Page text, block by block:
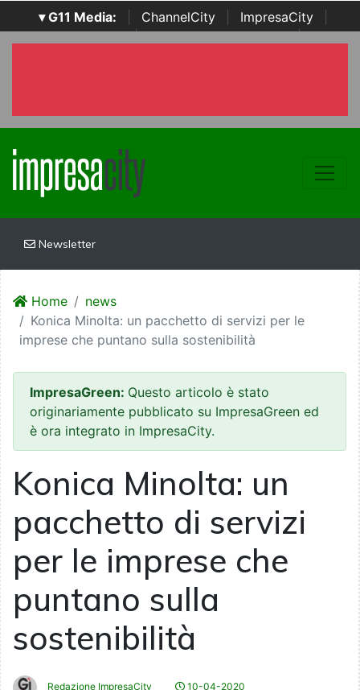
▾ G11 Media: ChannelCity ImpresaCity
SecurityOpenLab | Italian Channel Awards | Italian
Newsletter
Home
news
Konica Minolta: un pacchetto di servizi per le
imprese che puntano sulla sostenibilità
ImpresaGreen: Questo articolo è stato
originariamente pubblicato su ImpresaGreen ed
è ora integrato in ImpresaCity.
Konica Minolta: un
pacchetto di servizi
per le imprese che
puntano sulla
sostenibilità
Redazione ImpresaCity
10-04-2020